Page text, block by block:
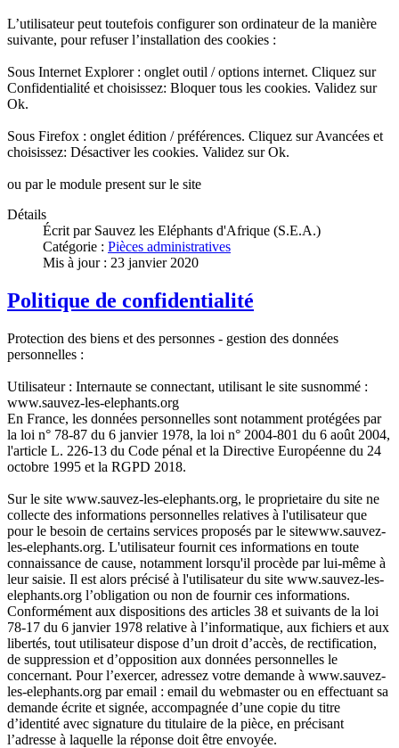
L’utilisateur peut toutefois configurer son ordinateur de la manière
suivante, pour refuser l’installation des cookies :
Sous Internet Explorer : onglet outil / options internet. Cliquez sur
Confidentialité et choisissez: Bloquer tous les cookies. Validez sur
Ok.
Sous Firefox : onglet édition / préférences. Cliquez sur Avancées et
choisissez: Désactiver les cookies. Validez sur Ok.
ou par le module present sur le site
Détails
Écrit par Sauvez les Eléphants d'Afrique (S.E.A.)
Catégorie : Pièces administratives
Mis à jour : 23 janvier 2020
Politique de confidentialité
Protection des biens et des personnes - gestion des données
personnelles :
Utilisateur : Internaute se connectant, utilisant le site susnommé :
www.sauvez-les-elephants.org
En France, les données personnelles sont notamment protégées par
la loi n° 78-87 du 6 janvier 1978, la loi n° 2004-801 du 6 août 2004,
l'article L. 226-13 du Code pénal et la Directive Européenne du 24
octobre 1995 et la RGPD 2018.
Sur le site www.sauvez-les-elephants.org, le proprietaire du site ne
collecte des informations personnelles relatives à l'utilisateur que
pour le besoin de certains services proposés par le sitewww.sauvez-
les-elephants.org. L'utilisateur fournit ces informations en toute
connaissance de cause, notamment lorsqu'il procède par lui-même à
leur saisie. Il est alors précisé à l'utilisateur du site www.sauvez-les-
elephants.org l’obligation ou non de fournir ces informations.
Conformément aux dispositions des articles 38 et suivants de la loi
78-17 du 6 janvier 1978 relative à l’informatique, aux fichiers et aux
libertés, tout utilisateur dispose d’un droit d’accès, de rectification,
de suppression et d’opposition aux données personnelles le
concernant. Pour l’exercer, adressez votre demande à www.sauvez-
les-elephants.org par email : email du webmaster ou en effectuant sa
demande écrite et signée, accompagnée d’une copie du titre
d’identité avec signature du titulaire de la pièce, en précisant
l’adresse à laquelle la réponse doit être envoyée.